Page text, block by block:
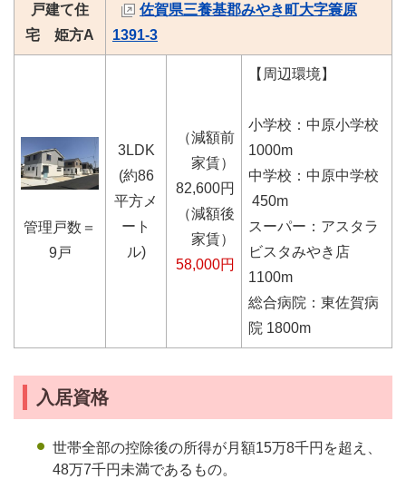
戸建て住
宅 姫方A
佐賀県三養基郡みやき町大字簑原
1391-3
管理戸数＝
9戸
3LDK
(約86
平方メ
ート
ル)
（減額前
家賃）
82,600円
（減額後
家賃）
58,000円
【周辺環境】
小学校：中原小学校
1000m
中学校：中原中学校
450m
スーパー：アスタラ
ビスタみやき店
1100m
総合病院：東佐賀病
院 1800m
入居資格
世帯全部の控除後の所得が月額15万8千円を超え、
48万7千円未満であるもの。